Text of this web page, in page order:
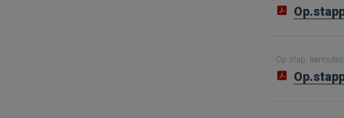
Op.stap,